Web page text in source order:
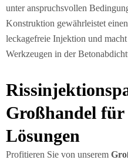
unter anspruchsvollen
Konstruktion gewährleistet
leckagefreie Injektion und
Werkzeugen in der
Großhandel für
Lösungen
Profitieren Sie von unserem